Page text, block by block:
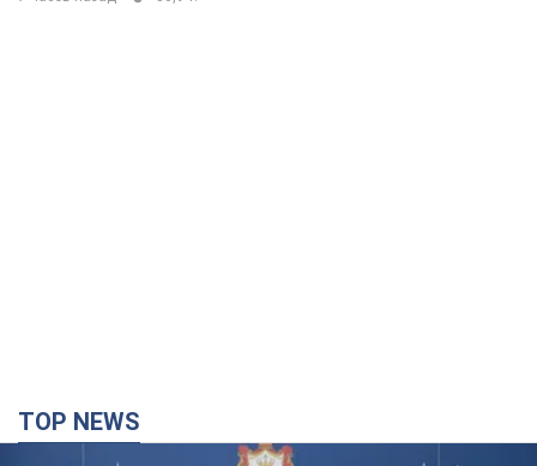
TOP NEWS